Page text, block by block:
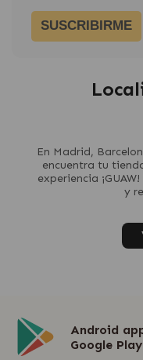
SUSCRIBIRME
En Madrid,
encuentra tu
experiencia
y
Android
Google Play